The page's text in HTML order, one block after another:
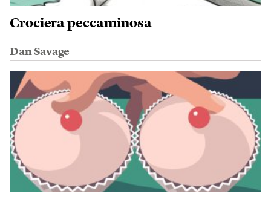
Crociera peccaminosa
Dan Savage